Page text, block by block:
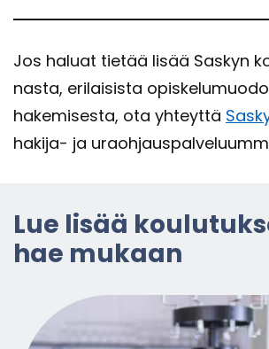
Jos ha­luat tie­tää lisää Sas­kyn
nas­ta, eri­lai­sis­ta
ha­ke­mi­ses­ta, ota yh­teyt­tä
hakija-​​​​​​​​ ja
Lue lisää
hae mu­kaan